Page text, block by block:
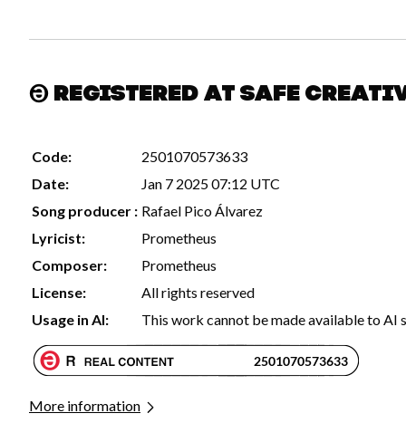
Registered at Safe
Code:
2501070573633
Date:
Jan 7 2025 07:12 UTC
Song producer : Rafael Pico Álvarez
Lyricist:
Prometheus
Composer:
Prometheus
License:
All rights reserved
Usage in AI:
This work cannot be made available to AI
More information